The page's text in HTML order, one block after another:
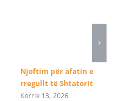
Njoftim për afatin e
rregullt të Shtatorit
Korrik 13, 2026